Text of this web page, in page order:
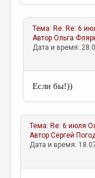
Тема: Re: Re: 6
АвторОльга
Дата и время:
Если бы!))
Тема: Re: 6 июля
АвторСергей
Дата и время: